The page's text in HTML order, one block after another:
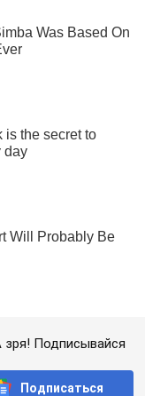
Подписывайся
Подписаться